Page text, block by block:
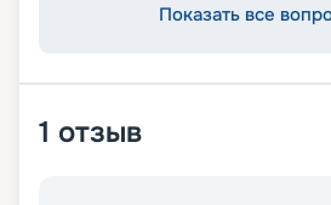
Показать все
1 отзыв